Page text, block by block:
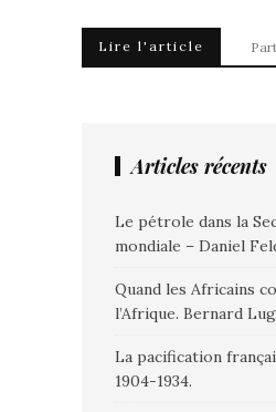
Lire l'article
Articles récents
Le pétrole dans la
mondiale – Daniel
Quand les Africains
l’Afrique. Bernard
La pacification
1904-1934.